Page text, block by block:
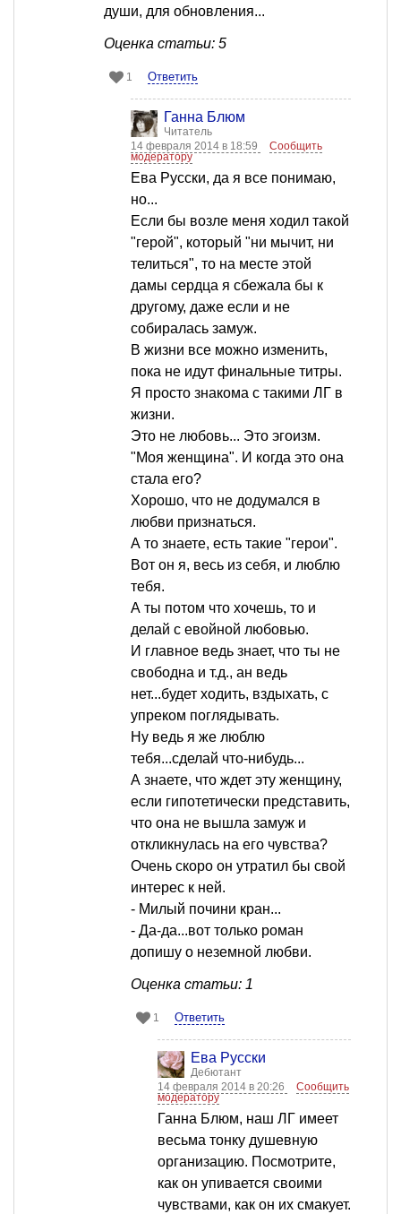
души, для обновления...
Оценка статьи: 5
1 Ответить
Ганна Блюм
Читатель
14 февраля 2014 в 18:59
Сообщить
модератору
Ева Русски, да я все понимаю,
но...
Если бы возле меня ходил такой
"герой", который "ни мычит, ни
телиться", то на месте этой
дамы сердца я сбежала бы к
другому, даже если и не
собиралась замуж.
В жизни все можно изменить,
пока не идут финальные титры.
Я просто знакома с такими ЛГ в
жизни.
Это не любовь... Это эгоизм.
"Моя женщина". И когда это она
стала его?
Хорошо, что не додумался в
любви признаться.
А то знаете, есть такие "герои".
Вот он я, весь из себя, и люблю
тебя.
А ты потом что хочешь, то и
делай с евойной любовью.
И главное ведь знает, что ты не
свободна и т.д., ан ведь
нет...будет ходить, вздыхать, с
упреком поглядывать.
Ну ведь я же люблю
тебя...сделай что-нибудь...
А знаете, что ждет эту женщину,
если гипотетически представить,
что она не вышла замуж и
откликнулась на его чувства?
Очень скоро он утратил бы свой
интерес к ней.
- Милый почини кран...
- Да-да...вот только роман
допишу о неземной любви.
Оценка статьи: 1
1 Ответить
Ева Русски
Дебютант
14 февраля 2014 в 20:26
Сообщить
модератору
Ганна Блюм, наш ЛГ имеет
весьма тонку душевную
организацию. Посмотрите,
как он упивается своими
чувствами, как он их смакует.